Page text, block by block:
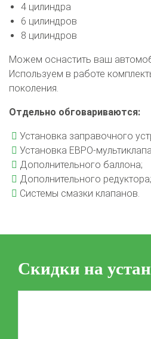
4 цилиндра
6 цилиндров
8 цилиндров
Можем оснастить ваш
Используем в работе
поколения.
Отдельно обговариваются:
Установка заправочного
Установка ЕВРО-
Дополнительного баллона;
Дополнительного редуктора;
Системы смазки клапанов.
Скидки на